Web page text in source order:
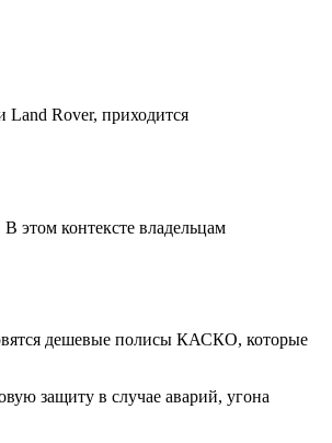
Land Rover, приходится
этом контексте владельцам
дешевые полисы КАСКО, которые
защиту в случае аварий, угона